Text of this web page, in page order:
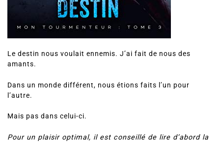
Le destin nous voulait ennemis. J’ai fait de nous des
amants.
Dans un monde différent, nous étions faits l’un pour
l’autre.
Mais pas dans celui-ci.
Pour un plaisir optimal, il est conseillé de lire d’abord la